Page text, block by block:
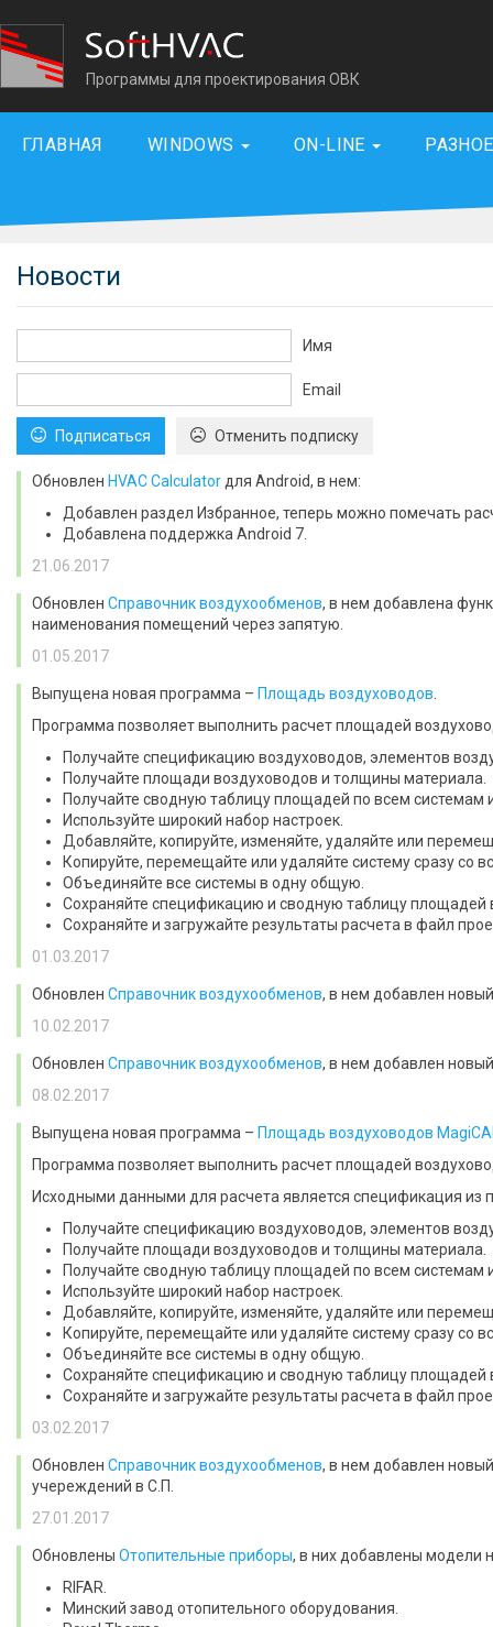
Программы для проектирования ОВК
ГЛАВНАЯ WINDOWS ON-LINE
Новости
Имя
Email
Подписаться Отменить подписку
Обновлен HVAC Calculator для Android, в нем:
Добавлен раздел Избранное, теперь можно помечать
Добавлена поддержка Android 7.
21.06.2017
Обновлен Справочник воздухообменов, в нем добавлена
наименования помещений через запятую.
01.05.2017
Выпущена новая программа – Площадь воздуховодов
Программа позволяет выполнить расчет площадей
Получайте спецификацию воздуховодов, элементов
Получайте площади воздуховодов и толщины материала.
Получайте сводную таблицу площадей по всем системам
Используйте широкий набор настроек.
Добавляйте, копируйте, изменяйте, удаляйте или
Копируйте, перемещайте или удаляйте систему сразу со
Объединяйте все системы в одну общую.
Сохраняйте спецификацию и сводную таблицу площадей
Сохраняйте и загружайте результаты расчета в файл
01.03.2017
Обновлен Справочник воздухообменов, в нем добавлен
10.02.2017
Обновлен Справочник воздухообменов, в нем добавлен
08.02.2017
Выпущена новая программа – Площадь воздуховодов
Программа позволяет выполнить расчет площадей
Исходными данными для расчета является спецификация из
Получайте спецификацию воздуховодов, элементов
Получайте площади воздуховодов и толщины материала.
Получайте сводную таблицу площадей по всем системам
Используйте широкий набор настроек.
Добавляйте, копируйте, изменяйте, удаляйте или
Копируйте, перемещайте или удаляйте систему сразу со
Объединяйте все системы в одну общую.
Сохраняйте спецификацию и сводную таблицу площадей
Сохраняйте и загружайте результаты расчета в файл
03.02.2017
Обновлен Справочник воздухообменов, в нем добавлен
учереждений в С.П.
27.01.2017
Обновлены Отопительные приборы, в них добавлены модели
RIFAR.
Минский завод отопительного оборудования.